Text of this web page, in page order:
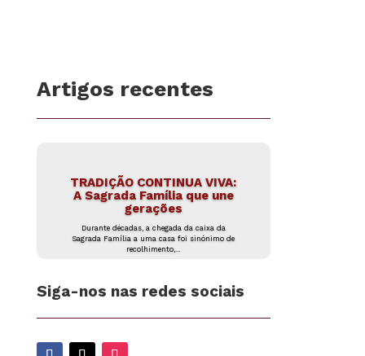
Artigos recentes
TRADIÇÃO CONTINUA VIVA:
A Sagrada Família que une
gerações
Durante décadas, a chegada da caixa da
Sagrada Família a uma casa foi sinónimo de
recolhimento,...
Siga-nos nas redes sociais